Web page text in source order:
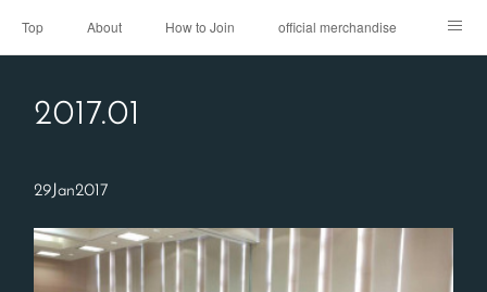
Top About How to Join official merchandise
2017.01
29Jan2017